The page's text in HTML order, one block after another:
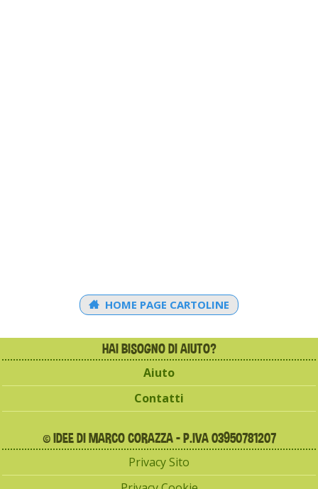
HOME PAGE CARTOLINE
HAI BISOGNO DI AIUTO?
Aiuto
Contatti
© IDEE DI MARCO CORAZZA - P.IVA 03950781207
Privacy Sito